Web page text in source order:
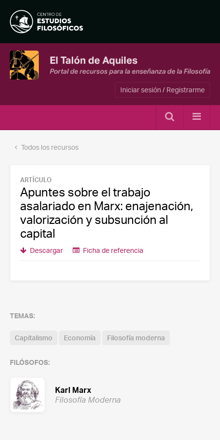
Iniciar sesión / Registrarme
Todos los recursos
ARTÍCULO
Apuntes sobre el trabajo
asalariado en Marx: enajenación,
valorización y subsunción al
capital
Descargar Ficha de referencia
TEMAS:
Capitalismo Economía Filosofía moderna
FILÓSOFOS:
Karl Marx
Filosofía Moderna